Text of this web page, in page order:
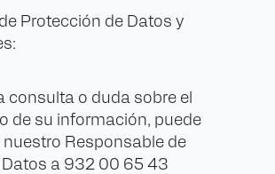
Protección de Datos y
consulta o duda sobre el
de su información, puede
Responsable de
a 932 00 65 43